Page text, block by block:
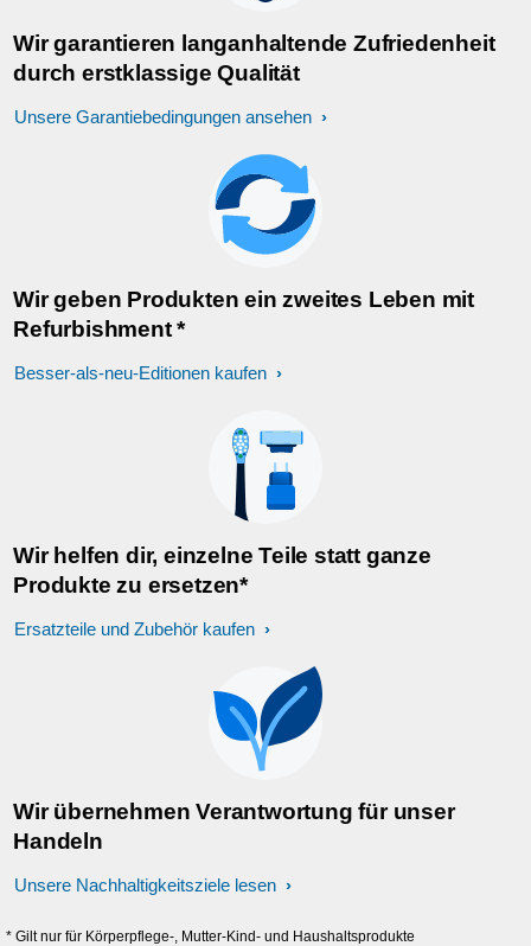
Wir garantieren langanhaltende Zufriedenheit
durch erstklassige Qualität
Unsere Garantiebedingungen ansehen
Wir geben Produkten ein zweites Leben mit
Refurbishment *
Besser-als-neu-Editionen kaufen
Wir helfen dir, einzelne Teile statt ganze
Produkte zu ersetzen*
Ersatzteile und Zubehör kaufen
Wir übernehmen Verantwortung für unser
Handeln
Unsere Nachhaltigkeitsziele lesen
* Gilt nur für Körperpflege-, Mutter-Kind- und Haushaltsprodukte